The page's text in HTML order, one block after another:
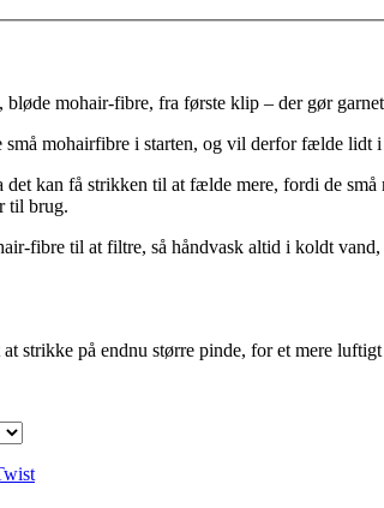
bløde mohair-fibre, fra første klip – der gør
mohairfibre i starten, og vil derfor fælde lidt i
kan få strikken til at fælde mere, fordi de
til brug.
fibre til at filtre, så håndvask altid i koldt vand,
strikke på endnu større pinde, for et mere